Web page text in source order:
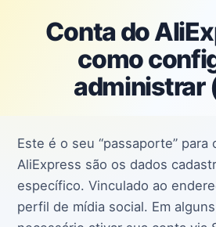
Conta do
como
administrar
Este é o seu “passaporte” para
AliExpress são os dados
específico. Vinculado ao
perfil de mídia social. Em